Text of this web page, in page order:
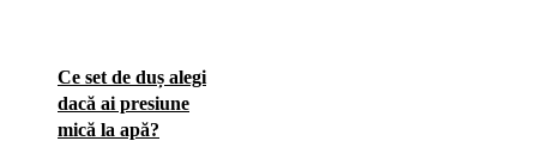
Ce set de duș alegi
dacă ai presiune
mică la apă?